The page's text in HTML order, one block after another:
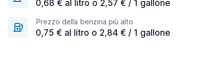
0,68 € al litro o 2,57 € / 1 gallone
Prezzo della benzina più alto
0,75 € al litro o 2,84 € / 1 gallone